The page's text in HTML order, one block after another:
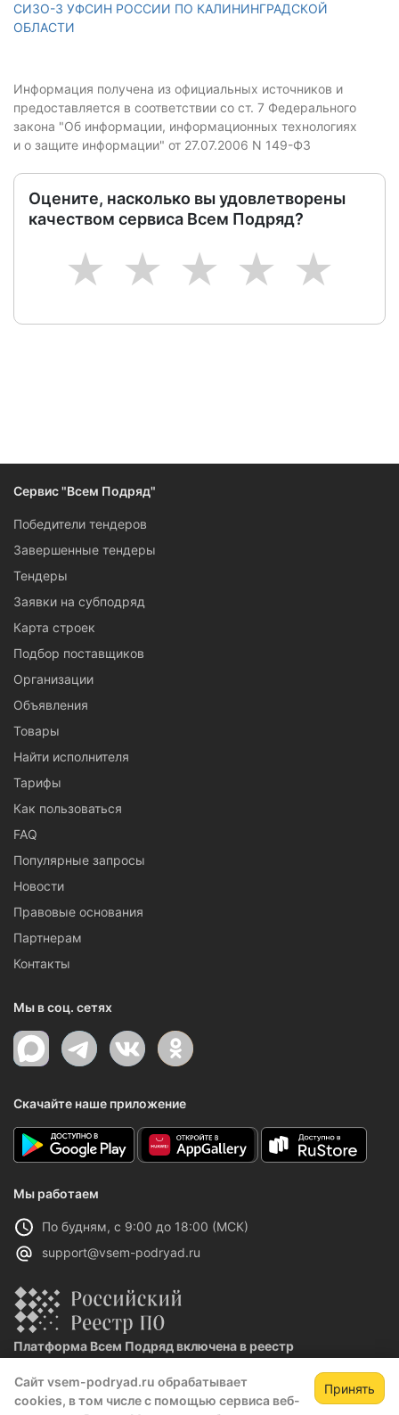
Сайт vsem-podryad.ru обрабатывает
cookies, в том числе с помощью сервиса веб-
Принять
СИЗО-3 УФСИН РОССИИ ПО КАЛИНИНГРАДСКОЙ
ОБЛАСТИ
Информация получена из официальных источников и
предоставляется в соответствии со ст. 7 Федерального
закона "Об информации, информационных технологиях
и о защите информации" от 27.07.2006 N 149-ФЗ
Оцените, насколько вы удовлетворены
качеством сервиса Всем Подряд?
5
4
3
2
1
Сервис "Всем Подряд"
Победители тендеров
Завершенные тендеры
Тендеры
Заявки на субподряд
Карта строек
Подбор поставщиков
Организации
Объявления
Товары
Найти исполнителя
Тарифы
Как пользоваться
FAQ
Популярные запросы
Новости
Правовые основания
Партнерам
Контакты
Мы в соц. сетях
Скачайте наше приложение
Мы работаем
По будням, с 9:00 до 18:00 (МСК)
support@vsem-podryad.ru
Платформа Всем Подряд включена в реестр
Реестровая запись №32021 от 06.02.2026